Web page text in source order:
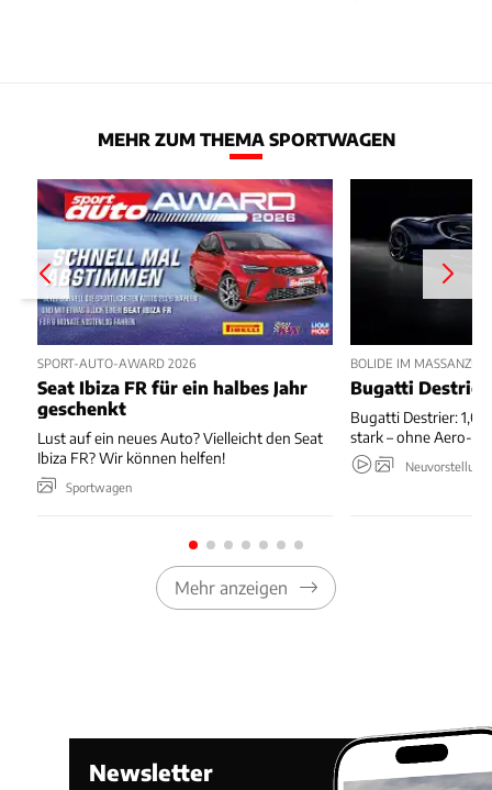
MEHR ZUM THEMA SPORTWAGEN
SPORT-AUTO-AWARD 2026
Seat Ibiza FR für ein halbes Jahr
geschenkt
Lust auf ein neues Auto? Vielleicht den Seat
Ibiza FR? Wir können helfen!
Sportwagen
BOLIDE IM MASSANZUG
Bugatti
Bugatti Destrier: 1,00
stark – ohne Aero-
Mehr anzeigen
Newsletter